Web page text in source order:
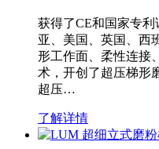
获得了CE和国家专
亚、美国、英国、西
形工作面、柔性连接
术，开创了超压梯形
超压…
了解详情